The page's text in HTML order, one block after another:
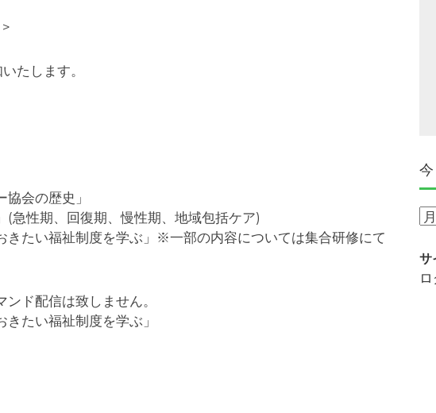
たします。
協会の歴史」
(急性期、回復期、慢性期、地域包括ケア)
きたい福祉制度を学ぶ」※一部の内容については集合研修にて
ド配信は致しません。
きたい福祉制度を学ぶ」
今
で
の
サ